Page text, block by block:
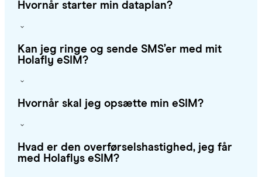
Hvornår starter min dataplan?
Kan jeg ringe og sende SMS’er med mit
Holafly eSIM?
Hvornår skal jeg opsætte min eSIM?
Hvad er den overførselshastighed, jeg får
med Holaflys eSIM?